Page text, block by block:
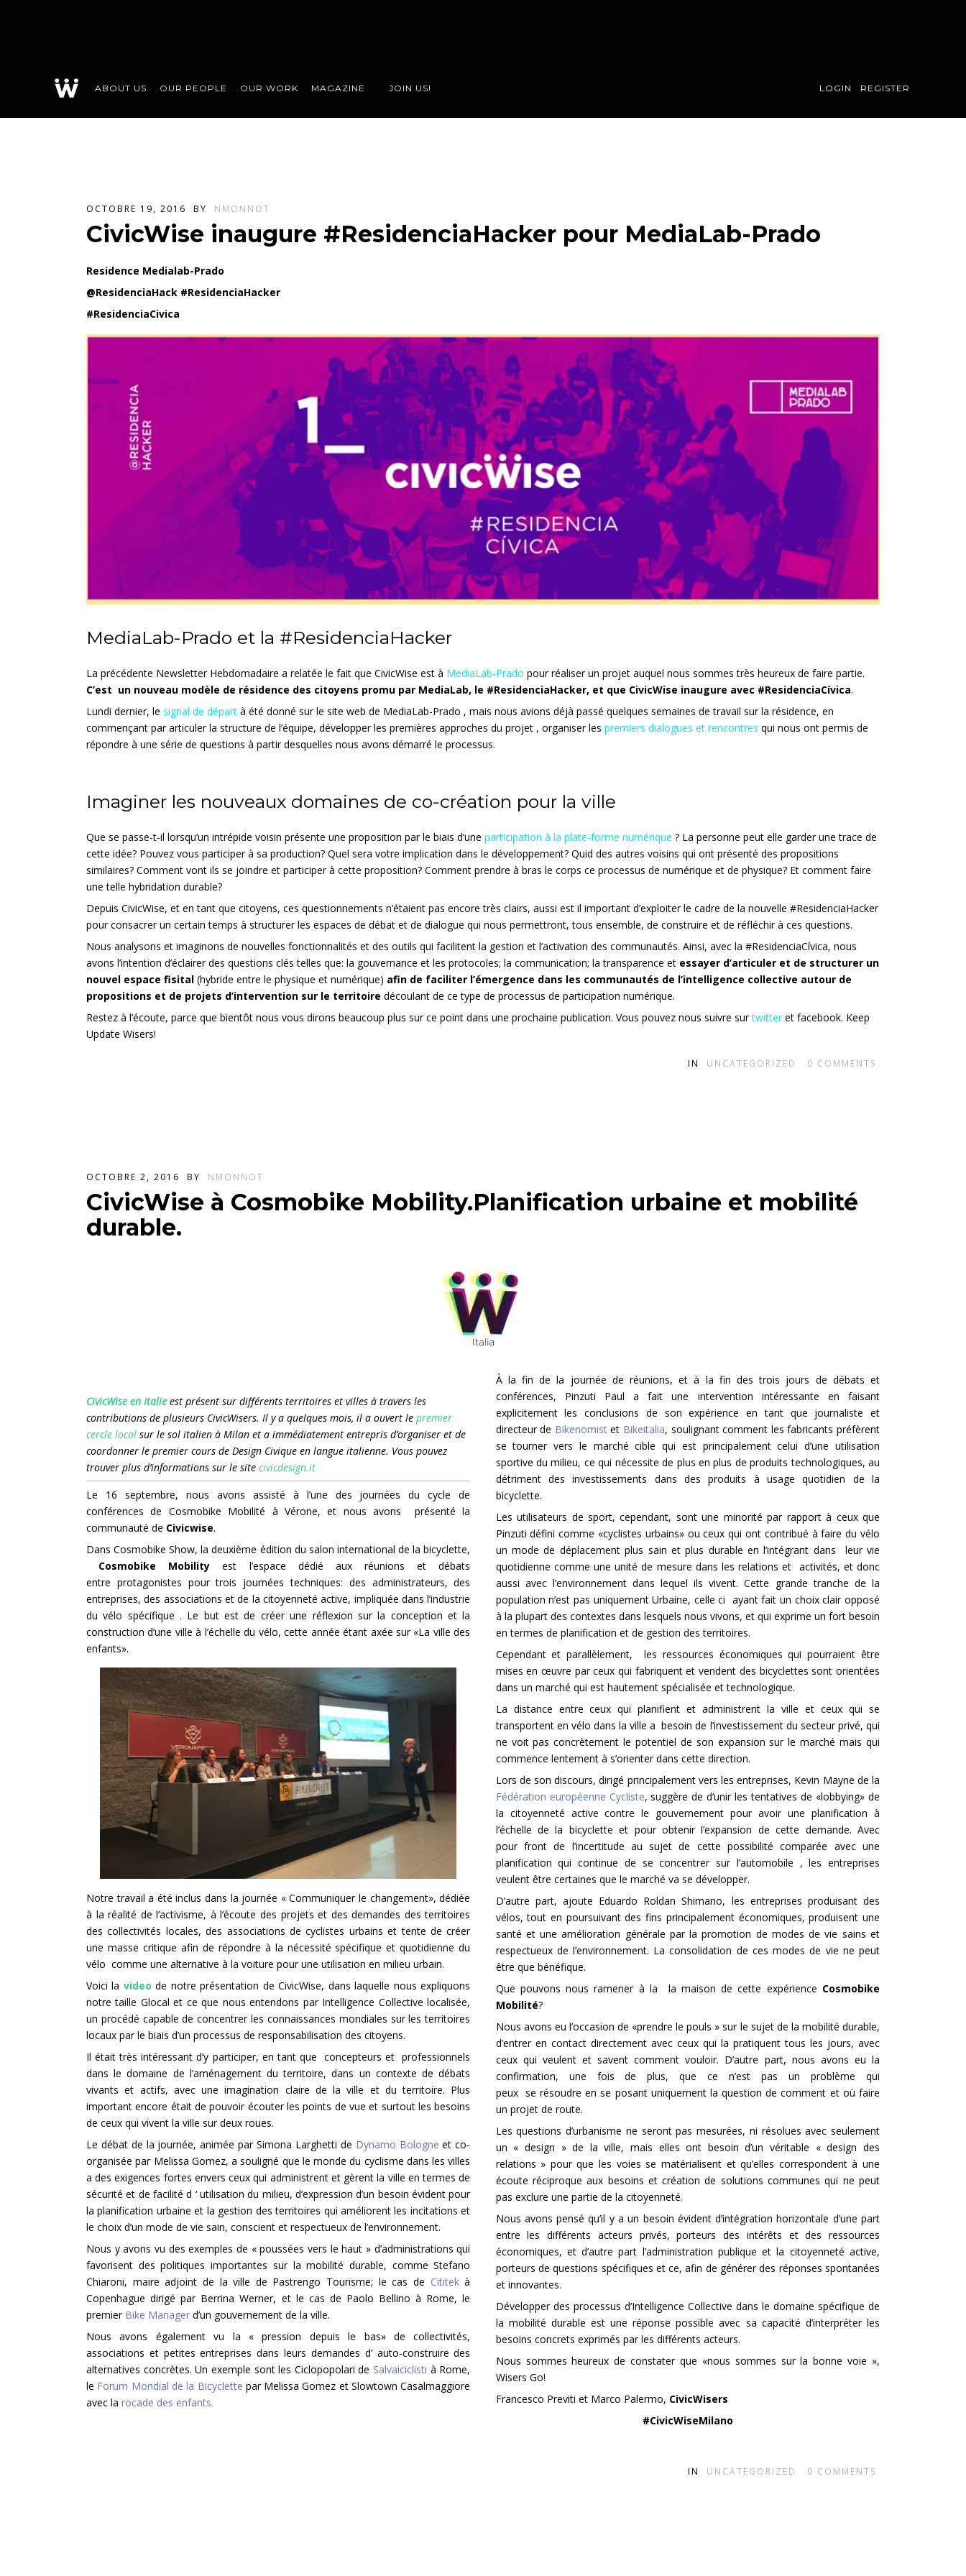
ABOUT US OUR PEOPLE OUR WORK MAGAZINE JOIN US! LOGIN REGISTER
OCTOBRE 19, 2016 BY NMONNOT
CivicWise inaugure #ResidenciaHacker pour MediaLab-Prado
Residence Medialab-Prado
@ResidenciaHack #ResidenciaHacker
#ResidenciaCivica
MediaLab-Prado et la #ResidenciaHacker
La précédente Newsletter Hebdomadaire a relatée le fait que CivicWise est à MediaLab-Prado pour réaliser un projet auquel nous sommes très heureux de faire partie.
C’est un nouveau modèle de résidence des citoyens promu par MediaLab, le #ResidenciaHacker, et que CivicWise inaugure avec #ResidenciaCívica.
Lundi dernier, le signal de départ à été donné sur le site web de MediaLab-Prado , mais nous avions déjà passé quelques semaines de travail sur la résidence, en
commençant par articuler la structure de l’équipe, développer les premières approches du projet , organiser les premiers dialogues et rencontres qui nous ont permis de
répondre à une série de questions à partir desquelles nous avons démarré le processus.
Imaginer les nouveaux domaines de co-création pour la ville
Que se passe-t-il lorsqu’un intrépide voisin présente une proposition par le biais d’une participation à la plate-forme numérique ? La personne peut elle garder une trace de
cette idée? Pouvez vous participer à sa production? Quel sera votre implication dans le développement? Quid des autres voisins qui ont présenté des propositions
similaires? Comment vont ils se joindre et participer à cette proposition? Comment prendre à bras le corps ce processus de numérique et de physique? Et comment faire
une telle hybridation durable?
Depuis CivicWise, et en tant que citoyens, ces questionnements n’étaient pas encore très clairs, aussi est il important d’exploiter le cadre de la nouvelle #ResidenciaHacker
pour consacrer un certain temps à structurer les espaces de débat et de dialogue qui nous permettront, tous ensemble, de construire et de réfléchir à ces questions.
Nous analysons et imaginons de nouvelles fonctionnalités et des outils qui facilitent la gestion et l’activation des communautés. Ainsi, avec la #ResidenciaCívica, nous
avons l’intention d’éclairer des questions clés telles que: la gouvernance et les protocoles; la communication; la transparence et essayer d’articuler et de structurer un
nouvel espace fisital (hybride entre le physique et numérique) afin de faciliter l’émergence dans les communautés de l’intelligence collective autour de
propositions et de projets d’intervention sur le territoire découlant de ce type de processus de participation numérique.
Restez à l’écoute, parce que bientôt nous vous dirons beaucoup plus sur ce point dans une prochaine publication. Vous pouvez nous suivre surtwitteret facebook. Keep
Update Wisers!
IN UNCATEGORIZED 0 COMMENTS
OCTOBRE 2, 2016 BY NMONNOT
CivicWise à Cosmobike Mobility.Planification urbaine et mobilité
durable.
CivicWise en Italie est présent sur différents territoires et villes à travers les
contributions de plusieurs CivicWisers. Il y a quelques mois, il a ouvert le premier
cercle local sur le sol italien à Milan et a immédiatement entrepris d’organiser et de
coordonner le premier cours de Design Civique en langue italienne. Vous pouvez
trouver plus d’informations sur le site civicdesign.it
Le 16 septembre, nous avons assisté à l’une des journées du cycle de
conférences de Cosmobike Mobilité à Vérone, et nous avons présenté la
communauté de Civicwise.
Dans Cosmobike Show, la deuxième édition du salon international de la bicyclette,
Cosmobike Mobility est l’espace dédié aux réunions et débats
entre protagonistes pour trois journées techniques: des administrateurs, des
entreprises, des associations et de la citoyenneté active, impliquée dans l’industrie
du vélo spécifique . Le but est de créer une réflexion sur la conception et la
construction d’une ville à l’échelle du vélo, cette année étant axée sur «La ville des
enfants».
Notre travail a été inclus dans la journée « Communiquer le changement», dédiée
à la réalité de l’activisme, à l’écoute des projets et des demandes des territoires
des collectivités locales, des associations de cyclistes urbains et tente de créer
une masse critique afin de répondre à la nécessité spécifique et quotidienne du
vélo comme une alternative à la voiture pour une utilisation en milieu urbain.
Voici la video de notre présentation de CivicWise, dans laquelle nous expliquons
notre taille Glocal et ce que nous entendons par Intelligence Collective localisée,
un procédé capable de concentrer les connaissances mondiales sur les territoires
locaux par le biais d’un processus de responsabilisation des citoyens.
Il était très intéressant d’y participer, en tant que concepteurs et professionnels
dans le domaine de l’aménagement du territoire, dans un contexte de débats
vivants et actifs, avec une imagination claire de la ville et du territoire. Plus
important encore était de pouvoir écouter les points de vue et surtout les besoins
de ceux qui vivent la ville sur deux roues.
Le débat de la journée, animée par Simona Larghetti de Dynamo Bologne et co-
organisée par Melissa Gomez, a souligné que le monde du cyclisme dans les villes
a des exigences fortes envers ceux qui administrent et gèrent la ville en termes de
sécurité et de facilité d ‘ utilisation du milieu, d’expression d’un besoin évident pour
la planification urbaine et la gestion des territoires qui améliorent les incitations et
le choix d’un mode de vie sain, conscient et respectueux de l’environnement.
Nous y avons vu des exemples de « poussées vers le haut » d’administrations qui
favorisent des politiques importantes sur la mobilité durable, comme Stefano
Chiaroni, maire adjoint de la ville de Pastrengo Tourisme; le cas de Cititek à
Copenhague dirigé par Berrina Werner, et le cas de Paolo Bellino à Rome, le
premier Bike Manager d’un gouvernement de la ville.
Nous avons également vu la « pression depuis le bas» de collectivités,
associations et petites entreprises dans leurs demandes d’ auto-construire des
alternatives concrètes. Un exemple sont les Ciclopopolari de Salvaiciclisti à Rome,
le Forum Mondial de la Bicyclette par Melissa Gomez et Slowtown Casalmaggiore
avec la rocade des enfants.
À la fin de la journée de réunions, et à la fin des trois jours de débats et
conférences, Pinzuti Paul a fait une intervention intéressante en faisant
explicitement les conclusions de son expérience en tant que journaliste et
directeur de Bikenomistet Bikeitalia, soulignant comment les fabricants préfèrent
se tourner vers le marché cible qui est principalement celui d’une utilisation
sportive du milieu, ce qui nécessite de plus en plus de produits technologiques, au
détriment des investissements dans des produits à usage quotidien de la
bicyclette.
Les utilisateurs de sport, cependant, sont une minorité par rapport à ceux que
Pinzuti défini comme «cyclistes urbains» ou ceux qui ont contribué à faire du vélo
un mode de déplacement plus sain et plus durable en l’intégrant dans leur vie
quotidienne comme une unité de mesure dans les relations et activités, et donc
aussi avec l’environnement dans lequel ils vivent. Cette grande tranche de la
population n’est pas uniquement Urbaine, celle ci ayant fait un choix clair opposé
à la plupart des contextes dans lesquels nous vivons, et qui exprime un fort besoin
en termes de planification et de gestion des territoires.
Cependant et parallèlement, les ressources économiques qui pourraient être
mises en œuvre par ceux qui fabriquent et vendent des bicyclettes sont orientées
dans un marché qui est hautement spécialisée et technologique.
La distance entre ceux qui planifient et administrent la ville et ceux qui se
transportent en vélo dans la ville a besoin de l’investissement du secteur privé, qui
ne voit pas concrètement le potentiel de son expansion sur le marché mais qui
commence lentement à s’orienter dans cette direction.
Lors de son discours, dirigé principalement vers les entreprises, Kevin Mayne de la
Fédération européenne Cycliste, suggère de d’unir les tentatives de «lobbying» de
la citoyenneté active contre le gouvernement pour avoir une planification à
l’échelle de la bicyclette et pour obtenir l’expansion de cette demande. Avec
pour front de l’incertitude au sujet de cette possibilité comparée avec une
planification qui continue de se concentrer sur l’automobile , les entreprises
veulent être certaines que le marché va se développer.
D’autre part, ajoute Eduardo Roldan Shimano, les entreprises produisant des
vélos, tout en poursuivant des fins principalement économiques, produisent une
santé et une amélioration générale par la promotion de modes de vie sains et
respectueux de l’environnement. La consolidation de ces modes de vie ne peut
être que bénéfique.
Que pouvons nous ramener à la la maison de cette expérience Cosmobike
Mobilité?
Nous avons eu l’occasion de «prendre le pouls » sur le sujet de la mobilité durable,
d’entrer en contact directement avec ceux qui la pratiquent tous les jours, avec
ceux qui veulent et savent comment vouloir. D’autre part, nous avons eu la
confirmation, une fois de plus, que ce n’est pas un problème qui
peux se résoudre en se posant uniquement la question de comment et où faire
un projet de route.
Les questions d’urbanisme ne seront pas mesurées, ni résolues avec seulement
un « design » de la ville, mais elles ont besoin d’un véritable « design des
relations » pour que les voies se matérialisent et qu’elles correspondent à une
écoute réciproque aux besoins et création de solutions communes qui ne peut
pas exclure une partie de la citoyenneté.
Nous avons pensé qu’il y a un besoin évident d’intégration horizontale d’une part
entre les différents acteurs privés, porteurs des intérêts et des ressources
économiques, et d’autre part l’administration publique et la citoyenneté active,
porteurs de questions spécifiques et ce, afin de générer des réponses spontanées
et innovantes.
Développer des processus d’Intelligence Collective dans le domaine spécifique de
la mobilité durable est une réponse possible avec sa capacité d’interpréter les
besoins concrets exprimés par les différents acteurs.
Nous sommes heureux de constater que «nous sommes sur la bonne voie »,
Wisers Go!
Francesco Previti et Marco Palermo, CivicWisers
#CivicWiseMilano
IN UNCATEGORIZED 0 COMMENTS